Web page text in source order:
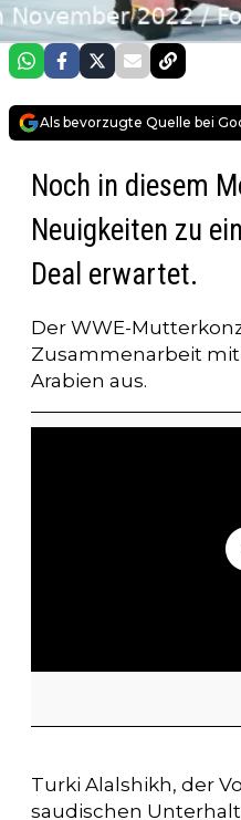
Als bevorzugte Quelle bei
Noch in diesem
Neuigkeiten zu
Deal erwartet.
Der WWE-
Zusammenarbeit
Arabien aus.
Turki Alalshikh, der
saudischen